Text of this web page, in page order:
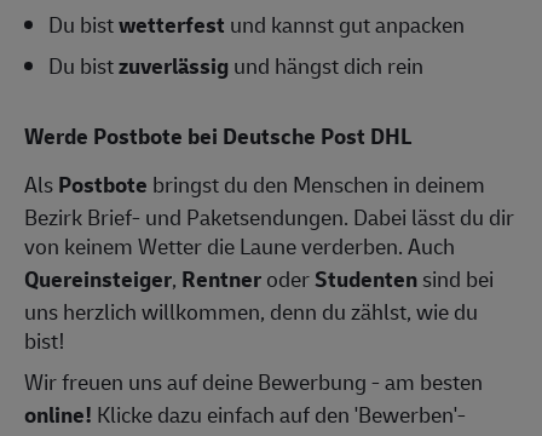
Du bistwetterfest und kannst gut anpacken
Du bistzuverlässigund hängst dich rein
Werde Postbote bei Deutsche Post DHL
AlsPostbote bringst du den Menschen in deinem
Bezirk Brief- und Paketsendungen. Dabei lässt du dir
von keinem Wetter die Laune verderben. Auch
Quereinsteiger, RentneroderStudentensind bei
uns herzlich willkommen, denn du zählst, wie du
bist!
Wir freuen uns auf deine Bewerbung - am besten
online! Klicke dazu einfach auf den 'Bewerben'-